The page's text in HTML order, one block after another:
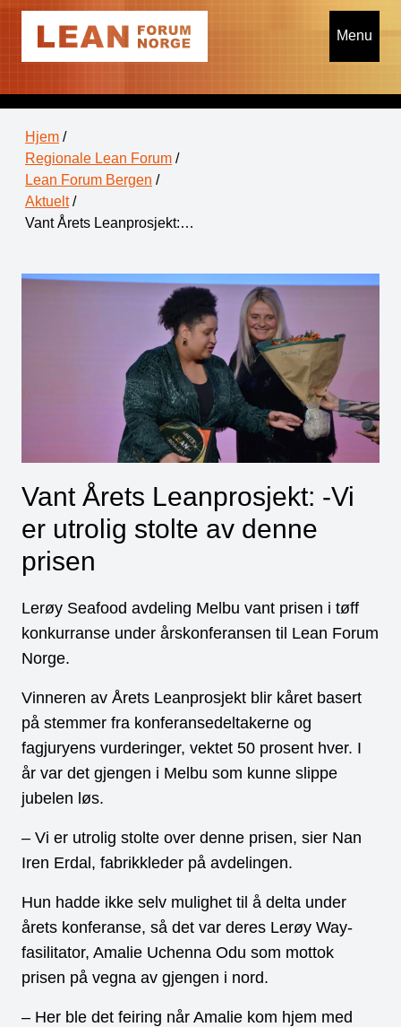
Menu
Hjem /
Regionale Lean Forum /
Lean Forum Bergen /
Aktuelt/
Vant Årets Leanprosjekt:…
Vant Årets Leanprosjekt: -Vi
er utrolig stolte av denne
prisen
Lerøy Seafood avdeling Melbu vant prisen i tøff
konkurranse under årskonferansen til Lean Forum
Norge.
Vinneren av Årets Leanprosjekt blir kåret basert
på stemmer fra konferansedeltakerne og
fagjuryens vurderinger, vektet 50 prosent hver. I
år var det gjengen i Melbu som kunne slippe
jubelen løs.
– Vi er utrolig stolte over denne prisen, sier Nan
Iren Erdal, fabrikkleder på avdelingen.
Hun hadde ikke selv mulighet til å delta under
årets konferanse, så det var deres Lerøy Way-
fasilitator, Amalie Uchenna Odu som mottok
prisen på vegna av gjengen i nord.
– Her ble det feiring når Amalie kom hjem med